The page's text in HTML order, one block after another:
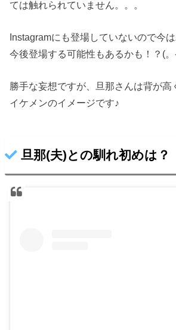
ては触れられていません。。。
Instagramにも登場していないので今は
今後登場する可能性もあるかも！？(
勝手な妄想ですが、旦那さんは背が高
イケメンのイメージです♪
旦那(夫)との馴れ初めは？